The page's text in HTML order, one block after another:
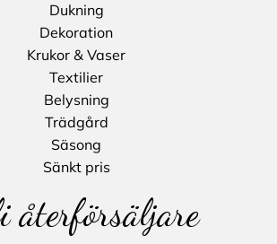
Dukning
Dekoration
Krukor & Vaser
Textilier
Belysning
Trädgård
Säsong
Sänkt pris
återförsäljare